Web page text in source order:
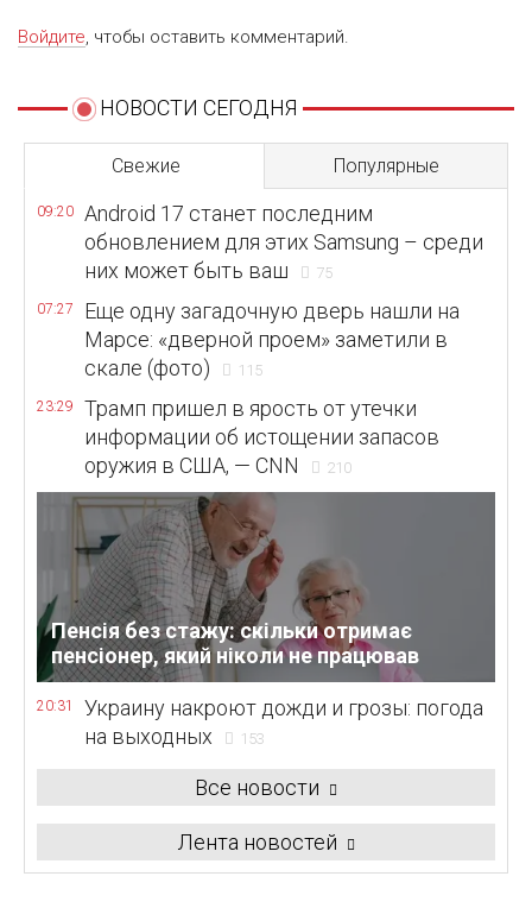
Войдите, чтобы оставить комментарий.
НОВОСТИ СЕГОДНЯ
Свежие Популярные
09:20
Android 17 станет последним
обновлением для этих Samsung – среди
них может быть ваш
75
07:27
Еще одну загадочную дверь нашли на
Марсе: «дверной проем» заметили в
скале (фото)
115
23:29
Трамп пришел в ярость от утечки
информации об истощении запасов
оружия в США, — CNN
210
Пенсія без стажу: скільки отримає
пенсіонер, який ніколи не працював
20:31
Украину накроют дожди и грозы: погода
на выходных
153
Все новости
Лента новостей